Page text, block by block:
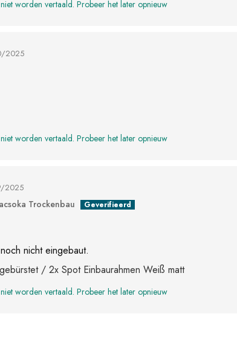
worden vertaald. Probeer het later opnieuw
2025
worden vertaald. Probeer het later opnieuw
2025
Trockenbau
nicht eingebaut.
/ 2x Spot Einbaurahmen Weiß matt
worden vertaald. Probeer het later opnieuw